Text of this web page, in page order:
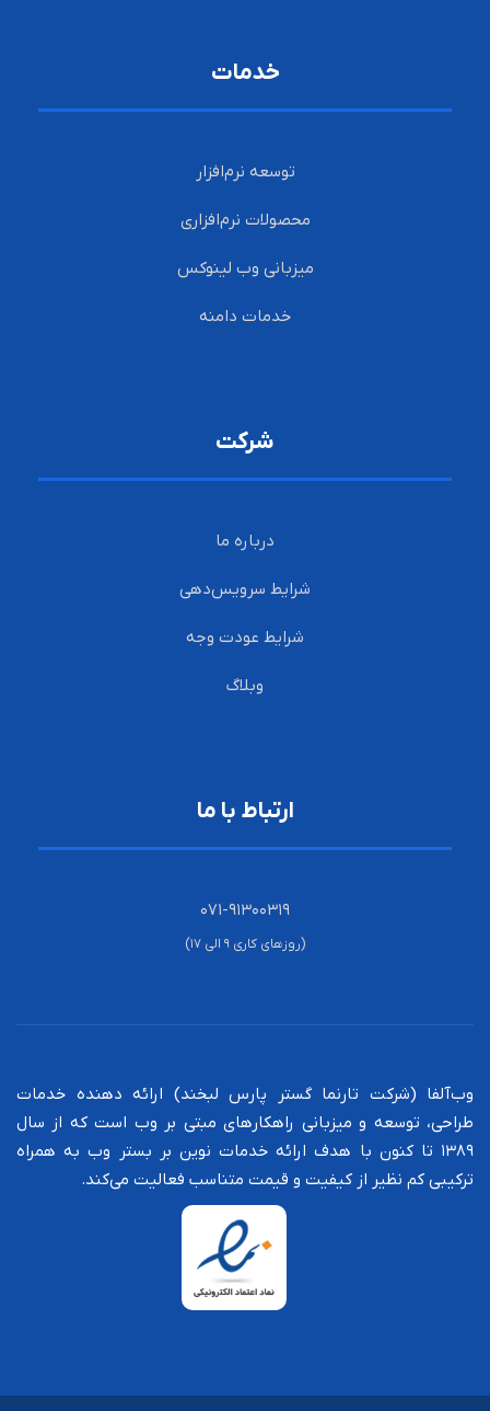
خدمات
توسعه نرم‌افزار
محصولات نرم‌افزاری
میزبانی وب لینوکس
خدمات دامنه
شرکت
درباره ما
شرایط سرویس‌دهی
شرایط عودت وجه
وبلاگ
ارتباط با ما
۰۷۱-۹۱۳۰۰۳۱۹
(روزهای کاری ۹ الی ۱۷)
وب‌آلفا (شرکت تارنما گستر پارس لبخند) ارائه دهنده خدمات
طراحی،‌ توسعه و میزبانی راهکارهای مبتی بر وب است که از سال
۱۳۸۹ تا کنون با هدف ارائه خدمات نوین بر بستر وب به همراه
ترکیبی کم نظیر از کیفیت و قیمت متناسب فعالیت می‌کند.